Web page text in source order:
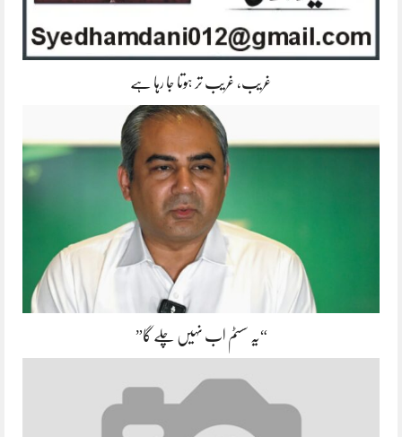
غریب، غریب تر ہوتا جا رہا ہے
“یہ سسٹم اب نہیں چلے گا”